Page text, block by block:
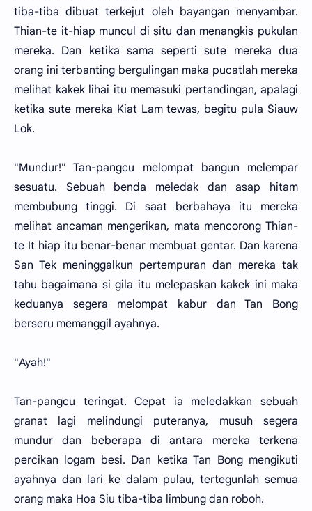
tiba-tiba dibuat terkejut oleh bayangan menyambar.
Thian-te it-hiap muncul di situ dan menangkis pukulan
mereka. Dan ketika sama seperti sute mereka dua
orang ini terbanting bergulingan maka pucatlah mereka
melihat kakek lihai itu memasuki pertandingan, apalagi
ketika sute mereka Kiat Lam tewas, begitu pula Siauw
Lok.
"Mundur!" Tan-pangcu melompat bangun melempar
sesuatu. Sebuah benda meledak dan asap hitam
membubung tinggi. Di saat berbahaya itu mereka
melihat ancaman mengerikan, mata mencorong Thian-
te It hiap itu benar-benar membuat gentar. Dan karena
San Tek meninggalkun pertempuran dan mereka tak
tahu bagaimana si gila itu melepaskan kakek ini maka
keduanya segera melompat kabur dan Tan Bong
berseru memanggil ayahnya.
"Ayah!"
Tan-pangcu teringat. Cepat ia meledakkan sebuah
granat lagi melindungi puteranya, musuh segera
mundur dan beberapa di antara mereka terkena
percikan logam besi. Dan ketika Tan Bong mengikuti
ayahnya dan lari ke dalam pulau, tertegunlah semua
orang maka Hoa Siu tiba-tiba limbung dan roboh.